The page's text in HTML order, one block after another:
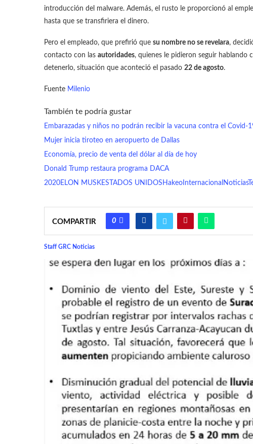
introducción del malware. Además, el rusto le proporcionó al
hasta que se transfiriera el dinero.
Pero el empleado, que prefirió que su nombre no se revelara,
contacto con las autoridades, quienes le pidieron seguir hablando
detenerlo, situación que aconteció el pasado 22 de agosto.
Fuente Milenio
También te podría gustar
Embarazadas y niños no podrán recibir la vacuna contra el Covid-
Mujer inicia tiroteo en aeropuerto de Dallas
Economía, precio de venta del dólar al día de hoy
Donald Trump restaura programa DACA
2020ELON MUSKESTADOS UNIDOS Hakeo Internacional Noticias
COMPARTIR 0
Staff GRC Noticias